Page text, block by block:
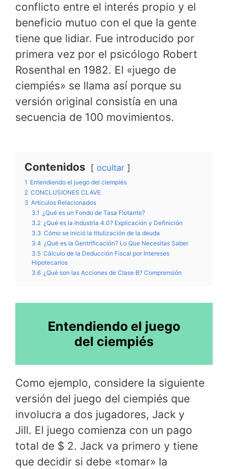
conflicto entre el interés propio y el
beneficio mutuo con el que la gente
tiene que lidiar. Fue introducido por
primera vez por el psicólogo Robert
Rosenthal en 1982. El «juego de
ciempiés» se llama así porque su
versión original consistía en una
secuencia de 100 movimientos.
Contenidos ocultar
1 Entendiendo el juego del ciempiés
2 CONCLUSIONES CLAVE
3 Artículos Relacionados
3.1 ¿Qué es un Fondo de Tasa Flotante?
3.2 ¿Qué es la Industria 4.0? Explicación y Definición
3.3 Cómo se inició la titulización de la deuda
3.4 ¿Qué es la Gentrificación? Lo Que Necesitas Saber
3.5 Cálculo de la Deducción Fiscal por Intereses
Hipotecarios
3.6 ¿Qué son las Acciones de Clase B? Comprensión
Entendiendo el juego
del ciempiés
Como ejemplo, considere la siguiente
versión del juego del ciempiés que
involucra a dos jugadores, Jack y
Jill. El juego comienza con un pago
total de $ 2. Jack va primero y tiene
que decidir si debe «tomar» la